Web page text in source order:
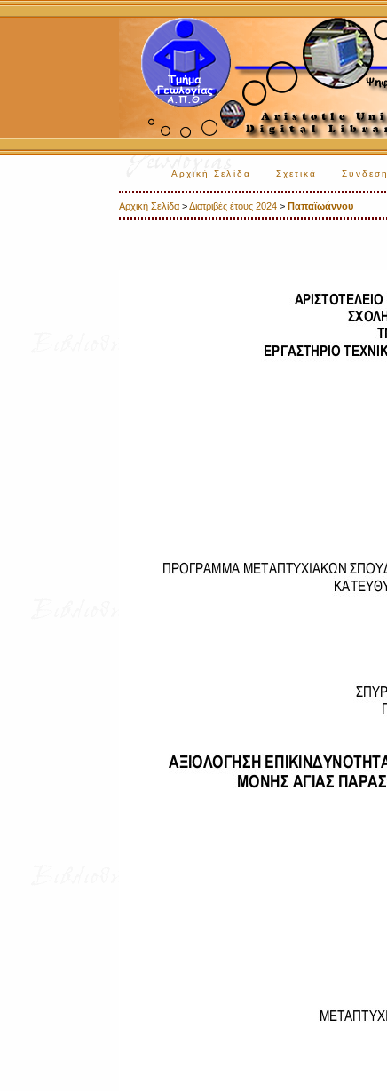
Αρχική Σελίδα Σχετικά Σύνδεση
Αρχική Σελίδα >Διατριβές έτους 2024 >Παπαϊωάννου